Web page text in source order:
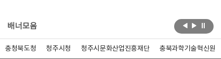
배너모음
충청북도청 청주시청 청주시문화산업진흥재단 충북과학기술혁신원